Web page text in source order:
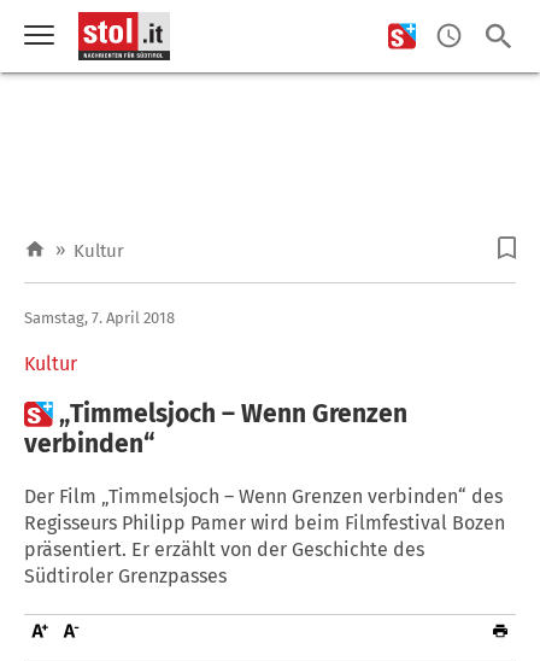
» Kultur
Kultur
Samstag, 7. April 2018
„Timmelsjoch – Wenn Grenzen
verbinden“
Der Film „Timmelsjoch – Wenn Grenzen verbinden“ des
Regisseurs Philipp Pamer wird beim Filmfestival Bozen
präsentiert. Er erzählt von der Geschichte des
Südtiroler Grenzpasses